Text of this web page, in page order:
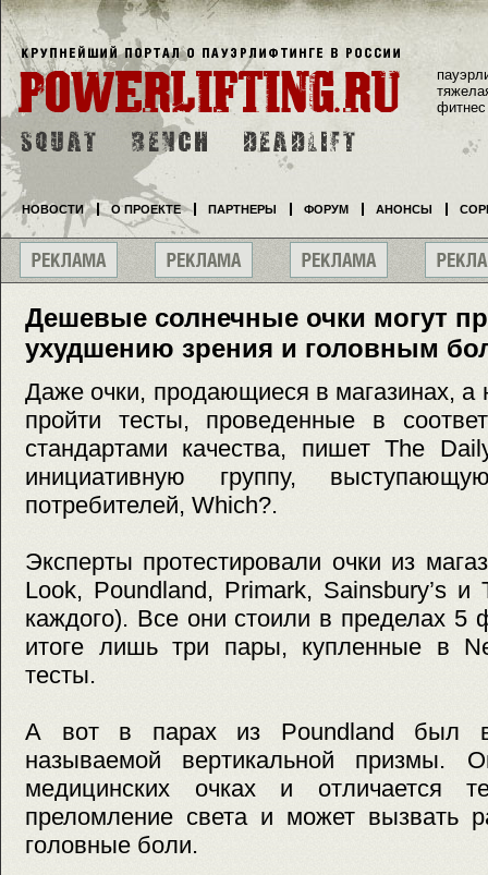
Дешевые солнечные очки могут
ухудшению зрения и головным
Даже очки, продающиеся в магазинах, а
пройти тесты, проведенные в
стандартами качества, пишет The
инициативную группу,
потребителей, Which?.
Эксперты протестировали очки из
Look, Poundland, Primark, Sainsbury’s
каждого). Все они стоили в пределах 5
итоге лишь три пары, купленные в
тесты.
А вот в парах из Poundland был
называемой вертикальной призмы.
медицинских очках и отличается
преломление света и может вызвать
головные боли.
фитнес
НОВОСТИ О ПРОЕКТЕ ПАРТНЕРЫ ФОРУМ АНОНСЫ